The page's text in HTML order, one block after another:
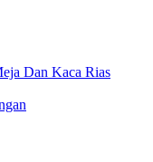
Dan Kaca Rias